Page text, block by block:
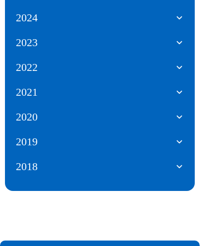
2024
2023
2022
2021
2020
2019
2018